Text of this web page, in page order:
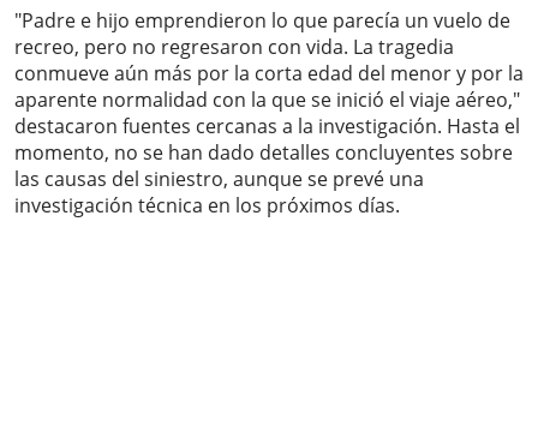
"Padre e hijo emprendieron lo que parecía un vuelo de
recreo, pero no regresaron con vida. La tragedia
conmueve aún más por la corta edad del menor y por la
aparente normalidad con la que se inició el viaje aéreo,"
destacaron fuentes cercanas a la investigación. Hasta el
momento, no se han dado detalles concluyentes sobre
las causas del siniestro, aunque se prevé una
investigación técnica en los próximos días.